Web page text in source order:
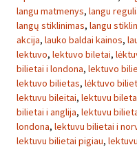
langu matmenys, langu
langų stiklinimas, langu
akcija, lauko baldai kainos,
lektuvo, lektuvo biletai,
bilietai i londona, lektuvo
lektuvo bilietas, lėktuvo
lektuvu bileitai, lektuvu
bilietai i anglija, lektuvu
londona, lektuvu bilietai i
lektuvu bilietai pigiau,